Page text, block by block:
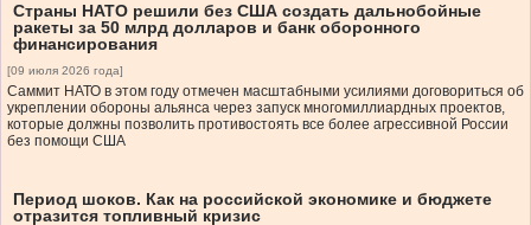
Страны НАТО решили без США создать дальнобойные
ракеты за 50 млрд долларов и банк оборонного
финансирования
[09 июля 2026 года]
Саммит НАТО в этом году отмечен масштабными усилиями договориться об
укреплении обороны альянса через запуск многомиллиардных проектов,
которые должны позволить противостоять все более агрессивной России
без помощи США
Период шоков. Как на российской экономике и бюджете
отразится топливный кризис